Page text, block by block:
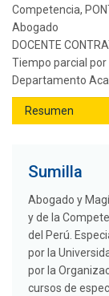
Competencia,
Abogado
DOCENTE
Tiempo parcial
Departamento
Sumilla
Abogado y
y de la
del Perú.
por la
por la
cursos de